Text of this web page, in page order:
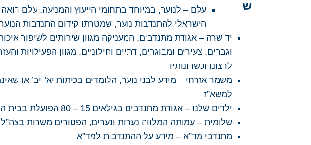
עלם – לנוער, במיוחד בתחומי הייעוץ והמניעה. עלם
הישראלי להתנדבות נוער, שמטרתו קידום התנדבות
יד שרה – אגודת מתנדבים, המעניקה מגוון שירותים לשיפור
וגברים, צעירים ומבוגרים, דתיים וחילוניים. מגוון
לרצונו וכשרונותיו
משמר אזרחי –
למשא”ז
ילדים שלנו – אגודת מתנדבים בגילאים 15 – 80 הפועלת בבית החולים לילדים “שנידר” בפתח תקווה
שלומית – עמותה המלווה נערות ונערים, הפטורים משרות
מתנדבי מד”א – מידע על ההתנדבות למד”א